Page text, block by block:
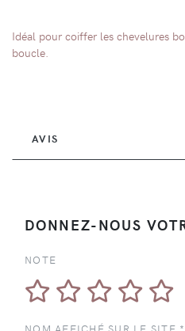
Idéal pour coiffer les chevelures
boucle.
AVIS
DONNEZ-NOUS
NOTE
NOM AFFICHÉ SUR LE SITE *